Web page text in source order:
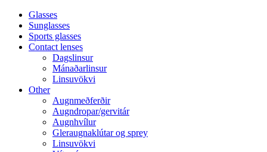
Glasses
Sunglasses
Sports glasses
Contact lenses
Dagslinsur
Mánaðarlinsur
Linsuvökvi
Other
Augnmeðferðir
Augndropar/gervitár
Augnhvílur
Gleraugnaklútar og sprey
Linsuvökvi